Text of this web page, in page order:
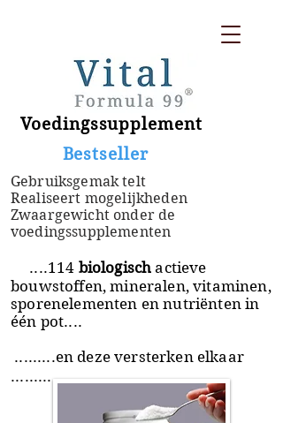
Voedingssupplement
​ Bestseller
Gebruiksgemak telt
Realiseert mogelijkheden
Zwaargewicht onder de
voedingssupplementen
....114 biologischactieve
bouwstoffen, mineralen, vitaminen,
sporenelementen en nutriënten in
één pot....
.........en deze versterken elkaar
.........